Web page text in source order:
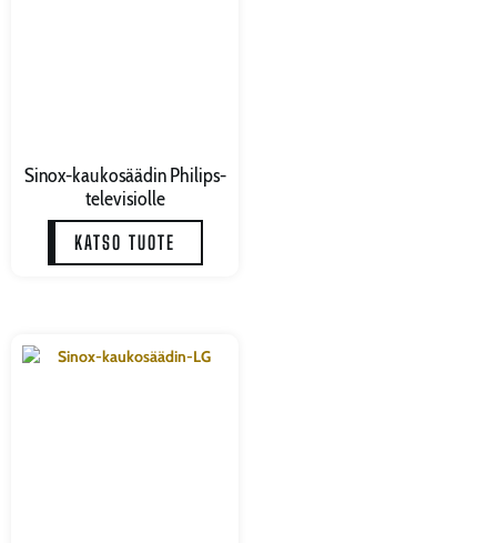
Sinox-kaukosäädin Philips-
televisiolle
KATSO TUOTE